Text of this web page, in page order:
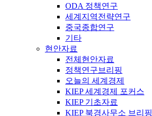
ODA 정책연구
세계지역전략연구
중국종합연구
기타
현안자료
전체현안자료
정책연구브리핑
오늘의 세계경제
KIEP 세계경제 포커스
KIEP 기초자료
KIEP 북경사무소 브리핑